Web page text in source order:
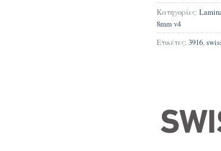
Κατηγορίες:
8mm v4
Ετικέτες: 3916,